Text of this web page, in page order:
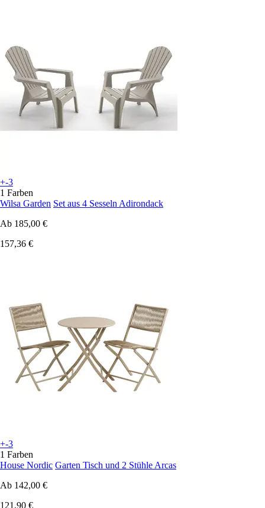
+-3
1 Farben
Wilsa Garden Set aus 4 Sesseln Adirondack
Ab 185,00 €
157,36 €
+-3
1 Farben
House Nordic Garten Tisch und 2 Stühle Arcas
Ab 142,00 €
121,90 €